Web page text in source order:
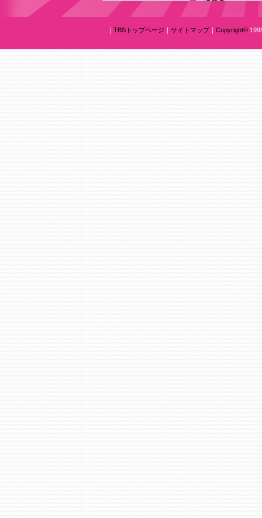
｜ TBSトップページ ｜ サイトマップ｜ Copyright©